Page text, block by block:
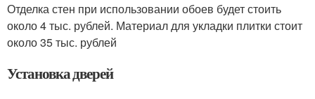
Отделка стен при использовании обоев будет стоить
около 4 тыс. рублей. Материал для укладки плитки стоит
около 35 тыс. рублей
Установка дверей